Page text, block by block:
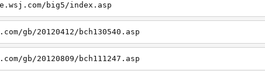
big5/index.asp
gb/20120412/bch130540.asp
gb/20120809/bch111247.asp